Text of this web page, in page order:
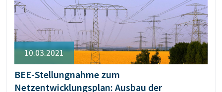
10.03.2021
BEE-Stellungnahme zum
Netzentwicklungsplan: Ausbau der